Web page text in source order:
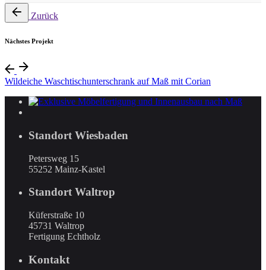
Zurück
Nächstes Projekt
Wildeiche Waschtischunterschrank auf Maß mit Corian
Standort Wiesbaden
Petersweg 15
55252 Mainz-Kastel
Standort Waltrop
Küferstraße 10
45731 Waltrop
Fertigung Echtholz
Kontakt